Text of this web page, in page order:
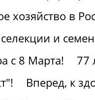
хозяйство в
и
с 8 Марта!
77
Вперед, к